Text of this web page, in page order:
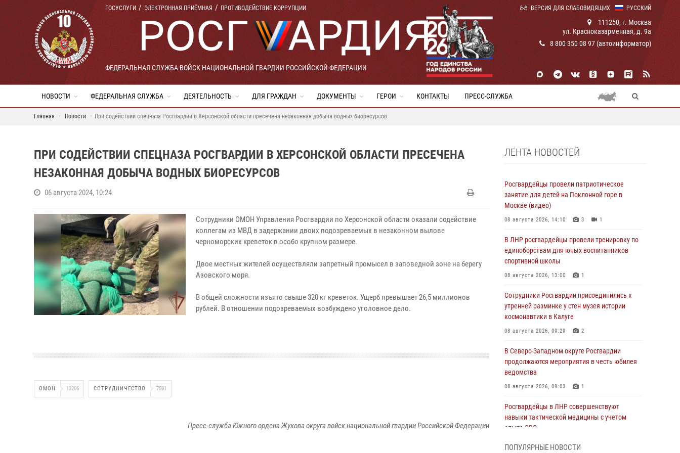
РУССКИЙ
ГОСУСЛУГИ ЭЛЕКТРОННАЯ ПРИЁМНАЯ ПРОТИВОДЕЙСТВИЕ КОРРУПЦИИ ВЕРСИЯ ДЛЯ СЛАБОВИДЯЩИХ
ФЕДЕРАЛЬНАЯ СЛУЖБА ВОЙСК НАЦИОНАЛЬНОЙ ГВАРДИИ РОССИЙСКОЙ ФЕДЕРАЦИИ
111250, г. Москва
ул. Красноказарменная, д. 9а
8 800 350 08 97 (автоинформатор)
НОВОСТИ ФЕДЕРАЛЬНАЯ СЛУЖБА ДЕЯТЕЛЬНОСТЬ ДЛЯ ГРАЖДАН ДОКУМЕНТЫ ГЕРОИ КОНТАКТЫ ПРЕСС-СЛУЖБА
Главная Новости При содействии спецназа Росгвардии в Херсонской области пресечена незаконная добыча водных биоресурсов
ПРИ СОДЕЙСТВИИ СПЕЦНАЗА РОСГВАРДИИ В ХЕРСОНСКОЙ ОБЛАСТИ ПРЕСЕЧЕНА
НЕЗАКОННАЯ ДОБЫЧА ВОДНЫХ БИОРЕСУРСОВ
06 августа 2024, 10:24
Сотрудники ОМОН Управления Росгвардии по Херсонской области оказали содействие
коллегам из МВД в задержании двоих подозреваемых в незаконном вылове
черноморских креветок в особо крупном размере.
Двое местных жителей осуществляли запретный промысел в заповедной зоне на берегу
Азовского моря.
В общей сложности изъято свыше 320 кг креветок. Ущерб превышает 26,5 миллионов
рублей. В отношении подозреваемых возбуждено уголовное дело.
ОМОН 13206 СОТРУДНИЧЕСТВО 7591
Пресс-служба Южного ордена Жукова округа войск национальной гвардии Российской Федерации
ЛЕНТА НОВОСТЕЙ
Росгвардейцы провели патриотическое
занятие для детей на Поклонной горе в
Москве (видео)
08 августа 2026, 14:10 3 1
В ЛНР росгвардейцы провели тренировку по
единоборствам для юных воспитанников
спортивной школы
08 августа 2026, 13:00 1
Сотрудники Росгвардии присоединились к
утренней разминке у стен музея истории
космонавтики в Калуге
08 августа 2026, 09:29 2
В Северо-Западном округе Росгвардии
продолжаются мероприятия в честь юбилея
ведомства
08 августа 2026, 09:03 1
Росгвардейцы в ЛНР совершенствуют
навыки тактической медицины с учетом
опыта СВО
ПОПУЛЯРНЫЕ НОВОСТИ